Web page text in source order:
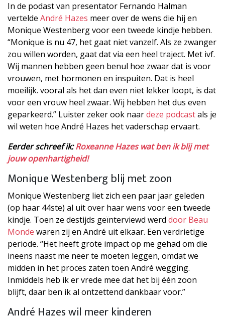
In de podast van presentator Fernando Halman
vertelde André Hazes meer over de wens die hij en
Monique Westenberg voor een tweede kindje hebben.
“Monique is nu 47, het gaat niet vanzelf. Als ze zwanger
zou willen worden, gaat dat via een heel traject. Met ivf.
Wij mannen hebben geen benul hoe zwaar dat is voor
vrouwen, met hormonen en inspuiten. Dat is heel
moeilijk. vooral als het dan even niet lekker loopt, is dat
voor een vrouw heel zwaar. Wij hebben het dus even
geparkeerd.” Luister zeker ook naardeze podcastals je
wil weten hoe André Hazes het vaderschap ervaart.
Eerder schreef ik:Roxeanne Hazes wat ben ik blij met
jouw openhartigheid!
Monique Westenberg blij met zoon
Monique Westenberg liet zich een paar jaar geleden
(op haar 44ste) al uit over haar wens voor een tweede
kindje. Toen ze destijds geïnterviewd werd door Beau
Monde waren zij en André uit elkaar. Een verdrietige
periode. “Het heeft grote impact op me gehad om die
ineens naast me neer te moeten leggen, omdat we
midden in het proces zaten toen André wegging.
Inmiddels heb ik er vrede mee dat het bij één zoon
blijft, daar ben ik al ontzettend dankbaar voor.”
André Hazes wil meer kinderen